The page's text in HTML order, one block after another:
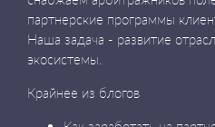
партнерские программы
Наша задача - развитие
экосистемы.
Крайнее из блогов